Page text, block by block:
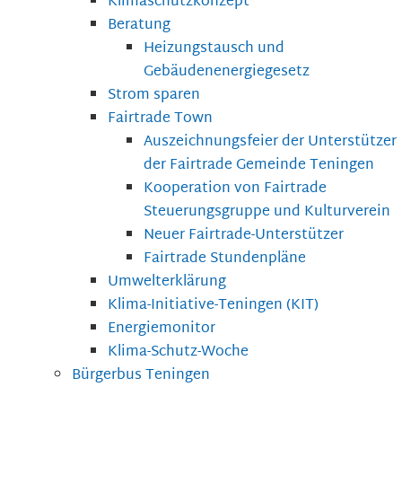
Beratung
Heizungstausch und
Gebäudenenergiegesetz
Strom sparen
Fairtrade Town
Auszeichnungsfeier der Unterstützer
der Fairtrade Gemeinde Teningen
Kooperation von Fairtrade
Steuerungsgruppe und Kulturverein
Neuer Fairtrade-Unterstützer
Fairtrade Stundenpläne
Umwelterklärung
Klima-Initiative-Teningen (KIT)
Energiemonitor
Klima-Schutz-Woche
Bürgerbus Teningen